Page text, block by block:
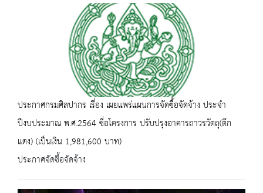
ประกาศกรมศิลปากร เรื่อง เผยแพร่แผนการจัดซื้อจัดจ้าง ประจำ
ปีงบประมาณ พ.ศ.2564 ชื่อโครงการ ปรับปรุงอาคารถาวรวัตถุ(ตึก
แดง) (เป็นเงิน 1,981,600 บาท)
ประกาศจัดซื้อจัดจ้าง